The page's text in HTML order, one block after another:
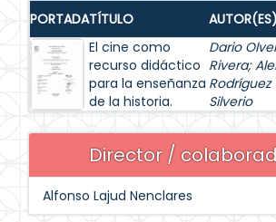
PORTADATÍTULO AUTOR(ES)
El cine como
recurso didáctico
para la enseñanza
de la historia.
Dario
Rivera;
Rodríguez
Silverio
Director /
Alfonso Lajud Nenclares